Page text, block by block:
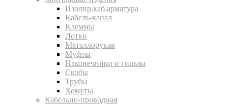
Изолир.каб.арматура
Кабель-канал
Клеммы
Лотки
Металлорукав
Муфты
Наконечники и гильзы
Скобы
Трубы
Хомуты
Кабельно-проводная